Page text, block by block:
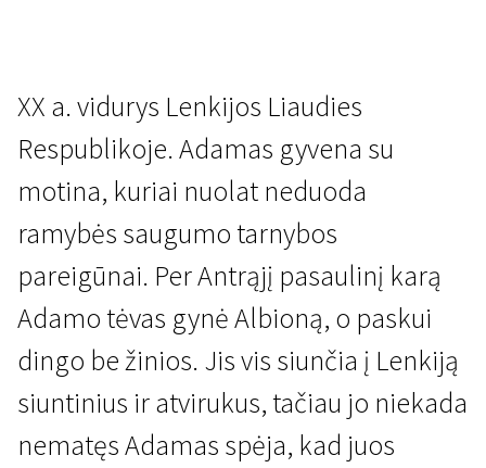
XX a. vidurys Lenkijos Liaudies
Respublikoje. Adamas gyvena su
motina, kuriai nuolat neduoda
ramybės saugumo tarnybos
pareigūnai. Per Antrąjį pasaulinį karą
Adamo tėvas gynė Albioną, o paskui
dingo be žinios. Jis vis siunčia į Lenkiją
siuntinius ir atvirukus, tačiau jo niekada
nematęs Adamas spėja, kad juos